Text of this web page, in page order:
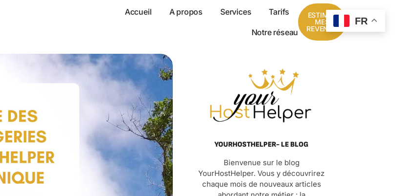
Accueil A propos Services Tarifs
Notre réseau
ESTIMER
MES
REVENUS
YOURHOSTHELPER- LE BLOG
Bienvenue sur le blog
YourHostHelper. Vous y découvrirez
chaque mois de nouveaux articles
FR